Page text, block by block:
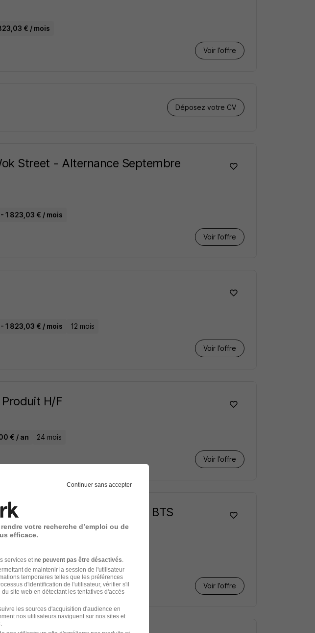
€ / mois
Voir l’offre
Déposez votre CV
Street - Alternance Septembre
1 823,03 € / mois
Voir l’offre
1 823,03 € / mois 12 mois
Voir l’offre
H/F
€ / an 24 mois
Voir l’offre
Produit en Cosmétique - BTS
Voir l’offre
Continuer sans accepter
votre recherche d’emploi ou de
efficace.
services et ne peuvent pas être désactivés
de maintenir la session de l'utilisateur
temporaires telles que les préférences
d'identification de l'utilisateur, vérifier s'il
site web en détectant les tentatives d'accès
les sources d'acquisition d'audience en
nos utilisateurs naviguent sur nos sites et